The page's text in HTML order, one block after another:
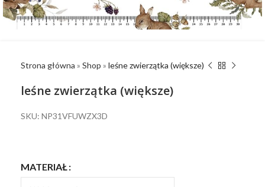
Strona główna » Shop » leśne zwierzątka (większe)
leśne zwierzątka (większe)
SKU: NP31VFUWZX3D
MATERIAŁ